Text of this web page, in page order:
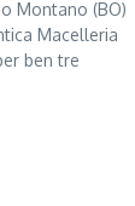
Montano (BO)
Macelleria
ben tre